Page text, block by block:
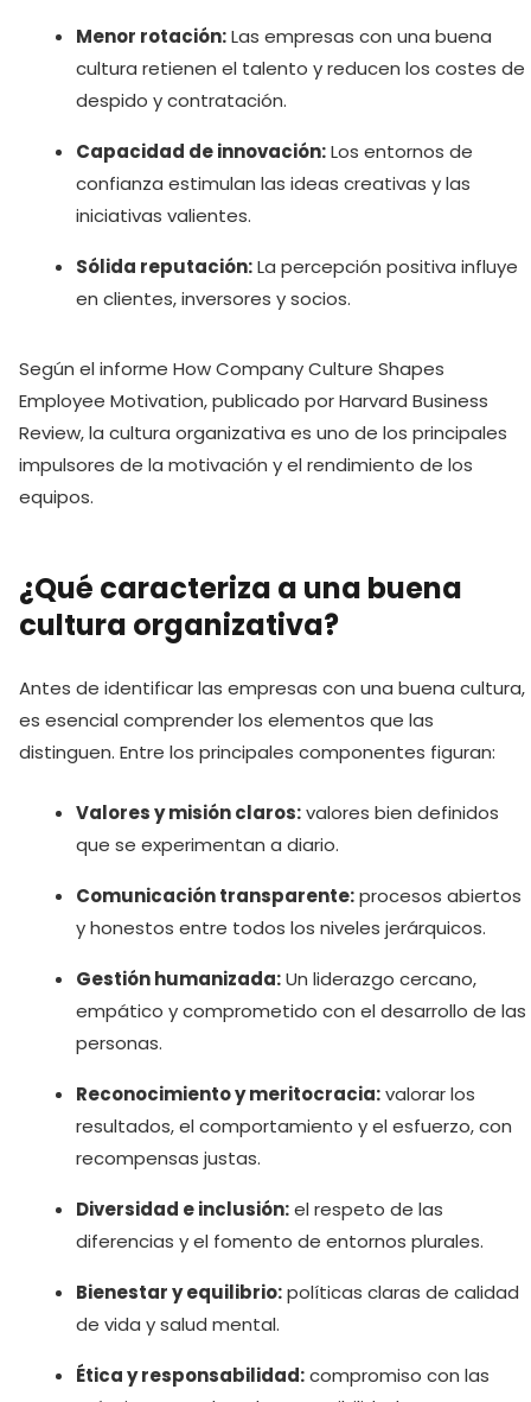
Menor rotación:Las empresas con una buena
cultura retienen el talento y reducen los costes de
despido y contratación.
Capacidad de innovación:Los entornos de
confianza estimulan las ideas creativas y las
iniciativas valientes.
Sólida reputación:La percepción positiva influye
en clientes, inversores y socios.
Según el informe How Company Culture Shapes
Employee Motivation, publicado por Harvard Business
Review, la cultura organizativa es uno de los principales
impulsores de la motivación y el rendimiento de los
equipos.
¿Qué caracteriza a una buena
cultura organizativa?
Antes de identificar las empresas con una buena cultura,
es esencial comprender los elementos que las
distinguen. Entre los principales componentes figuran:
Valores y misión claros:valores bien definidos
que se experimentan a diario.
Comunicación transparente:procesos abiertos
y honestos entre todos los niveles jerárquicos.
Gestión humanizada:Un liderazgo cercano,
empático y comprometido con el desarrollo de las
personas.
Reconocimiento y meritocracia:valorar los
resultados, el comportamiento y el esfuerzo, con
recompensas justas.
Diversidad e inclusión:el respeto de las
diferencias y el fomento de entornos plurales.
Bienestar y equilibrio:políticas claras de calidad
de vida y salud mental.
Ética y responsabilidad:compromiso con las